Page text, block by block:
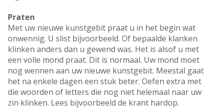
Praten
Met uw nieuwe kunstgebit praat u in het begin wat
onwennig. U slist bijvoorbeeld. Of bepaalde klanken
klinken anders dan u gewend was. Het is alsof u met
een volle mond praat. Dit is normaal. Uw mond moet
nog wennen aan uw nieuwe kunstgebit. Meestal gaat
het na enkele dagen een stuk beter. Oefen extra met
die woorden of letters die nog niet helemaal naar uw
zin klinken. Lees bijvoorbeeld de krant hardop.